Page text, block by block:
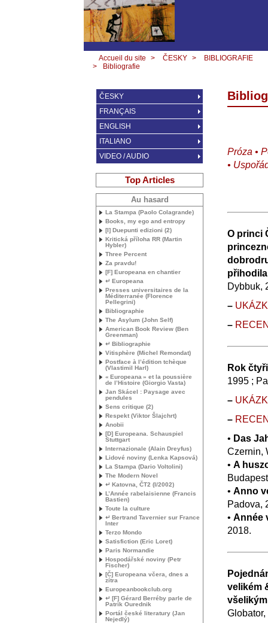
Accueil du site > ČESKY >
BIBLIOGRAFIE
>
Bibliografie
Próza •
•
O princi
přihodila
Dybbuk,
– UKÁ
–
Rok
1995 ;
– UKÁ
–
• Das
Czernin,
• A
• Anno
Padova,
• Année
2018.
velikém
ČESKY
FRANÇAIS
ENGLISH
ITALIANO
VIDEO / AUDIO
Top Articles
Au hasard
La Stampa (Paolo Colagrande)
Books, my ego and entropy
[I] Duepunti edizioni (2)
Kritická příloha RR (Martin
Hybler)
Three Percent
Za pravdu!
[F] Europeana en chantier
↵ Europeana
Presses universitaires de la
Méditerranée (Florence
Pellegrini)
Bibliographie
The Asylum (John Self)
American Book Review (Ben
Greenman)
↵ Bibliographie
Vitisphère (Michel Remondat)
Postface à l’édition tchèque
(Vlastimil Harl)
« Europeana » et la poussière
de l’Histoire (Giorgio Vasta)
Jan Skácel : Paysage avec
pendules
Sens critique (2)
Respekt (Viktor Šlajchrt)
Anobii
[D] Europeana. Schauspiel
Stuttgart
Internazionale (Alain Dreyfus)
Lidové noviny (Lenka Kapsová)
La Stampa (Dario Voltolini)
The Modern Novel
↵ Katovna, ČT2 (I/2002)
L’Année rabelaisienne (Francis
Bastien)
Toute la culture
↵ Bertrand Tavernier sur France
Inter
Terzo Mondo
Satisfiction (Eric Loret)
Paris Normandie
Hospodářské noviny (Petr
Fischer)
[Č] Europeana včera, dnes a
zítra
Europeanbookclub.org
↵ [F] Gérard Berréby parle de
Patrik Ourednik
Portál české literatury (Jan
Nejedlý)